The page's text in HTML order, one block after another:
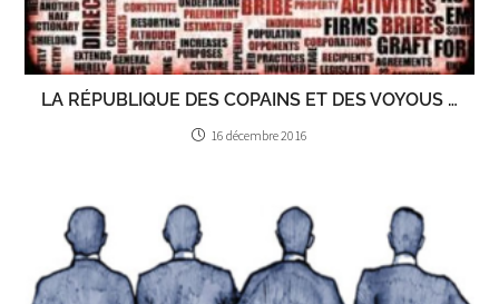
LA RÉPUBLIQUE DES COPAINS ET DES VOYOUS …
16 décembre 2016